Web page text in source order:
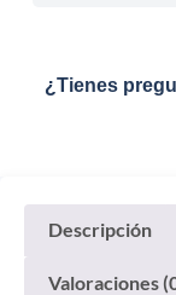
¿Tienes
Descripción
Valoraciones